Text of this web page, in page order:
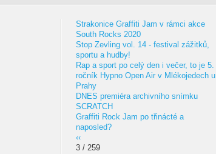
Strakonice Graffiti Jam v rámci akce
South Rocks 2020
Stop Zevling vol. 14 - festival zážitků,
sportu a hudby!
Rap a sport po celý den i večer, to je 5.
ročník Hypno Open Air v Mlékojedech u
Prahy
DNES premiéra archivního snímku
SCRATCH
Graffiti Rock Jam po třinácté a
naposled?
‹‹
3 / 259